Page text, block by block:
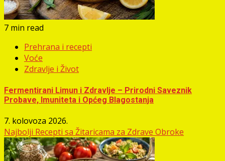
7 min read
Prehrana i recepti
Voće
Zdravlje i Život
Fermentirani Limun i Zdravlje – Prirodni Saveznik
Probave, Imuniteta i Općeg Blagostanja
7. kolovoza 2026.
Najbolji Recepti sa Žitaricama za Zdrave Obroke